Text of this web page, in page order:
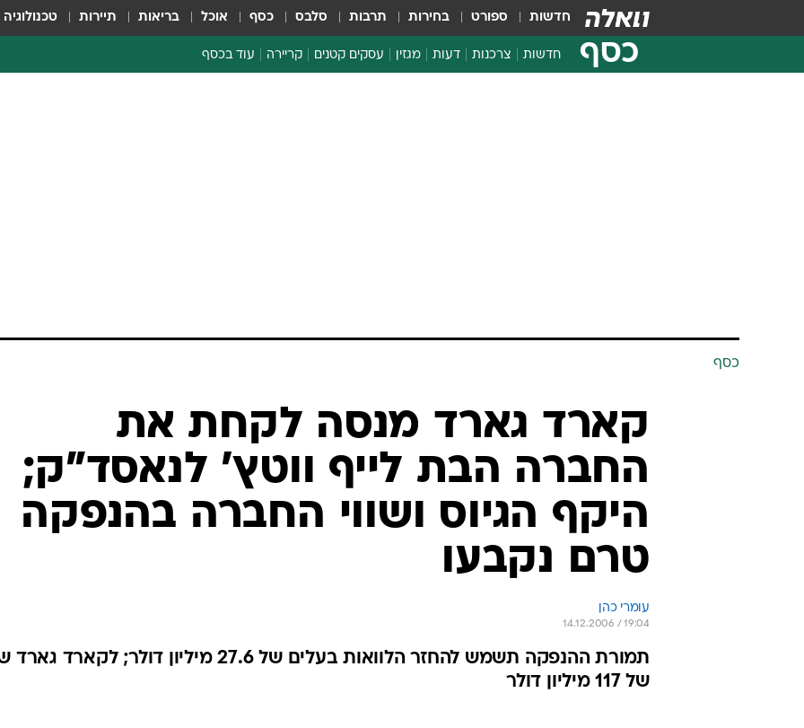
חדשות ספורט בחירות תרבות סלבס כסף אוכל בריאות תיירות טכנולוגיה
כסף חדשות צרכנות דעות מגזין עסקים קטנים קריירה עוד בכסף
כסף
קארד גארד מנסה לקחת את
החברה הבת לייף ווטץ' לנאסד"ק;
היקף הגיוס ושווי החברה בהנפקה
טרם נקבעו
עומרי כהן
14.12.2006 / 19:04
תמורת ההנפקה תשמש להחזר הלוואות בעלים של 27.6 מיליון דולר; לקארד
של 117 מיליון דולר